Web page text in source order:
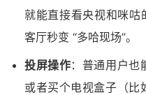
就能直接看央视和咪咕
客厅秒变 “多哈现场”。
投屏操作：普通用户也
或者买个电视盒子（比